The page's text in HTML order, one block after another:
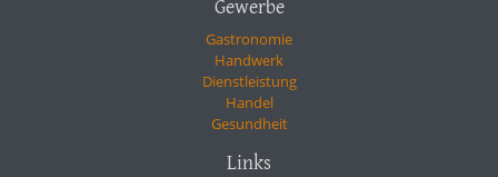
Gewerbe
Gastronomie
Handwerk
Dienstleistung
Handel
Gesundheit
Links